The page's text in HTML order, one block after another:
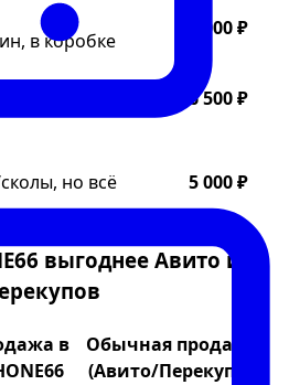
в коробке
8 000 ₽
мелкие
6 500 ₽
но всё
5 000 ₽
выгоднее Авито и
в
Обычная продажа
(Авито/Перекупы)